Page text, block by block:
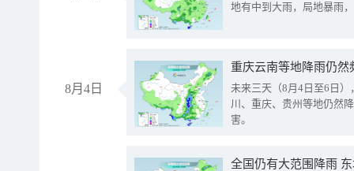
地有中到大雨，局地暴雨
8月4日
重庆云南等地降雨仍然
未来三天（8月4日至6日
川、重庆、贵州等地仍然
害。
全国仍有大范围降雨